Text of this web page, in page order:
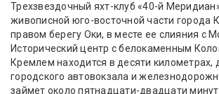
Трехзвездочный яхт-клуб «40-й
живописной юго-восточной части города
правом берегу Оки, в месте ее слияния с
Исторический центр с белокаменным
Кремлем находится в десяти километрах,
городского автовокзала и
займет около пятнадцати-двадцати